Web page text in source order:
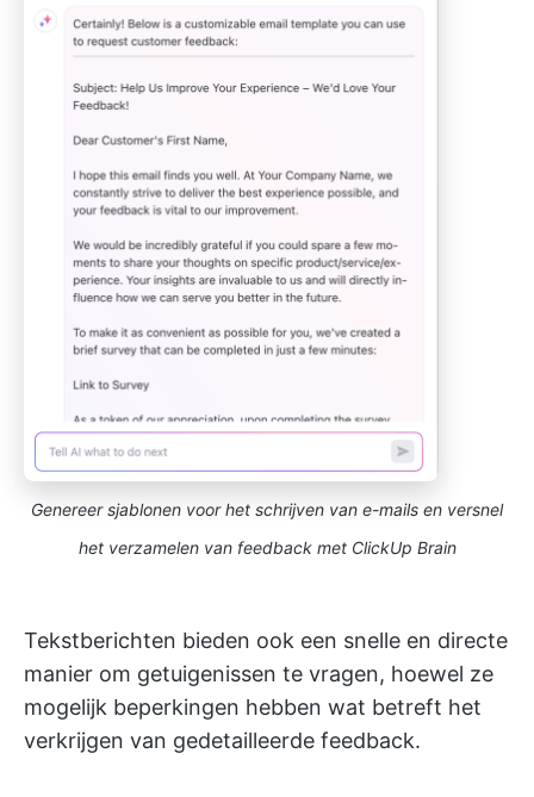
Genereer sjablonen voor het schrijven van e-mails en versnel
het verzamelen van feedback met ClickUp Brain
Tekstberichten bieden ook een snelle en directe
manier om getuigenissen te vragen, hoewel ze
mogelijk beperkingen hebben wat betreft het
verkrijgen van gedetailleerde feedback.